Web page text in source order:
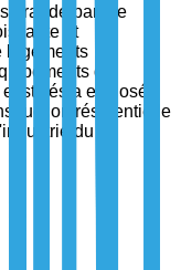
grande part de
et
logements
de
stylés a explosé,
résidentielle
du